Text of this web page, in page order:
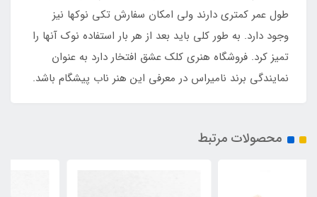
طول عمر کمتری دارند ولی امکان سفارش تکی نوکها نیز
وجود دارد. به طور کلی باید بعد از هر بار استفاده نوک آنها را
تمیز کرد. فروشگاه هنری کلک عشق افتخار دارد به عنوان
نمایندگی برند نامیراس در معرفی این هنر ناب پیشگام باشد.
محصولات مرتبط